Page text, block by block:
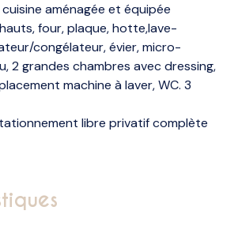
aménagée et équipée
four, plaque, hotte,lave-
congélateur, évier, micro-
2 grandes chambres avec dressing,
machine à laver, WC. 3
libre privatif complète